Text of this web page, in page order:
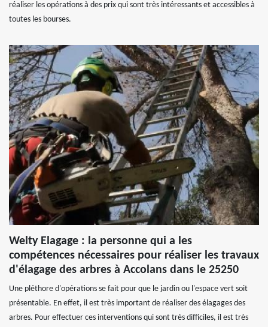
réaliser les opérations à des prix qui sont très intéressants et accessibles à
toutes les bourses.
Welty Elagage : la personne qui a les
compétences nécessaires pour réaliser les travaux
d'élagage des arbres à Accolans dans le 25250
Une pléthore d'opérations se fait pour que le jardin ou l'espace vert soit
présentable. En effet, il est très important de réaliser des élagages des
arbres. Pour effectuer ces interventions qui sont très difficiles, il est très